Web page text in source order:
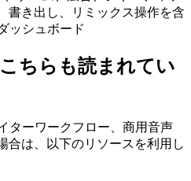
ちらも読まれてい
ターワークフロー、商用音声
合は、以下のリソースを利用し